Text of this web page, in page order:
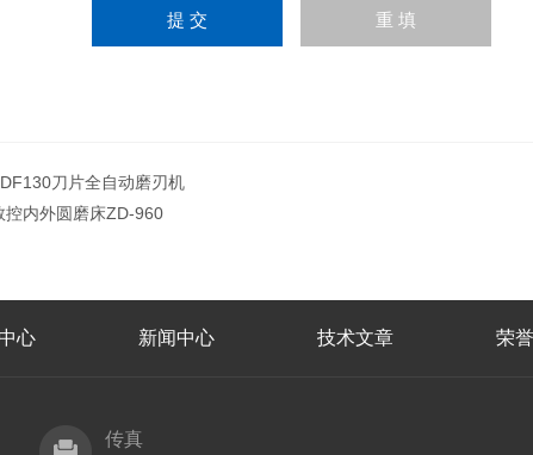
刀片全自动磨刃机
控内外圆磨床ZD-960
心 新闻中心 技术文章 荣
传真